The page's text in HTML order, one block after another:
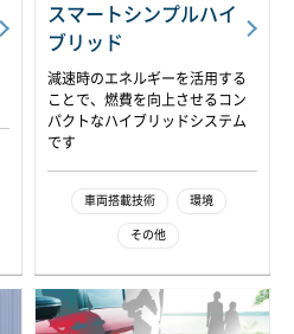
スマートシンプルハイ
ブリッド
減速時のエネルギーを活用する
ことで、燃費を向上させるコン
パクトなハイブリッドシステム
です
車両搭載技術 環境
その他